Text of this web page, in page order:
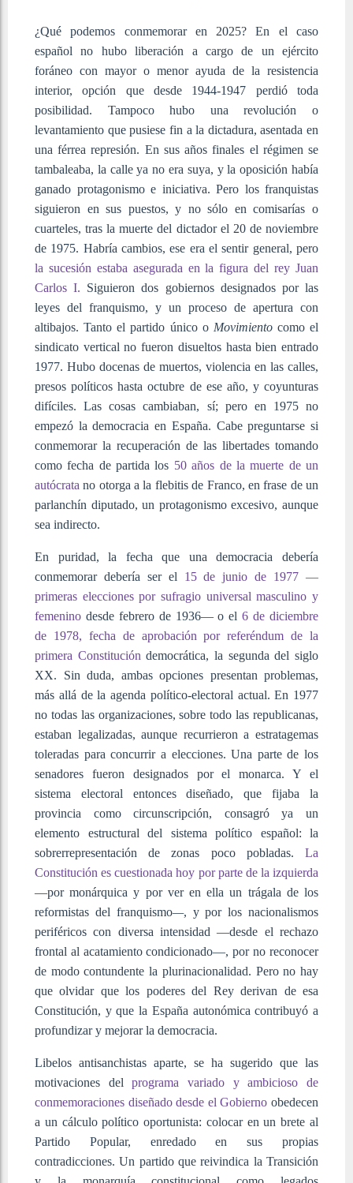
¿Qué podemos conmemorar en 2025? En el caso
español no hubo liberación a cargo de un ejército
foráneo con mayor o menor ayuda de la resistencia
interior, opción que desde 1944-1947 perdió toda
posibilidad. Tampoco hubo una revolución o
levantamiento que pusiese fin a la dictadura, asentada en
una férrea represión. En sus años finales el régimen se
tambaleaba, la calle ya no era suya, y la oposición había
ganado protagonismo e iniciativa. Pero los franquistas
siguieron en sus puestos, y no sólo en comisarías o
cuarteles, tras la muerte del dictador el 20 de noviembre
de 1975. Habría cambios, ese era el sentir general, pero
la sucesión estaba asegurada en la figura del rey Juan
Carlos I. Siguieron dos gobiernos designados por las
leyes del franquismo, y un proceso de apertura con
altibajos. Tanto el partido único oMovimiento como el
sindicato vertical no fueron disueltos hasta bien entrado
1977. Hubo docenas de muertos, violencia en las calles,
presos políticos hasta octubre de ese año, y coyunturas
difíciles. Las cosas cambiaban, sí; pero en 1975 no
empezó la democracia en España. Cabe preguntarse si
conmemorar la recuperación de las libertades tomando
como fecha de partida los 50 años de la muerte de un
autócrata no otorga a la flebitis de Franco, en frase de un
parlanchín diputado, un protagonismo excesivo, aunque
sea indirecto.
En puridad, la fecha que una democracia debería
conmemorar debería ser el 15 de junio de 1977 —
primeras elecciones por sufragio universal masculino y
femenino desde febrero de 1936— o el 6 de diciembre
de 1978, fecha de aprobación por referéndum de la
primera Constitucióndemocrática, la segunda del siglo
XX. Sin duda, ambas opciones presentan problemas,
más allá de la agenda político-electoral actual. En 1977
no todas las organizaciones, sobre todo las republicanas,
estaban legalizadas, aunque recurrieron a estratagemas
toleradas para concurrir a elecciones. Una parte de los
senadores fueron designados por el monarca. Y el
sistema electoral entonces diseñado, que fijaba la
provincia como circunscripción, consagró ya un
elemento estructural del sistema político español: la
sobrerrepresentación de zonas poco pobladas. La
Constitución es cuestionada hoy por parte de la izquierda
—por monárquica y por ver en ella un trágala de los
reformistas del franquismo—, y por los nacionalismos
periféricos con diversa intensidad —desde el rechazo
frontal al acatamiento condicionado—, por no reconocer
de modo contundente la plurinacionalidad. Pero no hay
que olvidar que los poderes del Rey derivan de esa
Constitución, y que la España autonómica contribuyó a
profundizar y mejorar la democracia.
Libelos antisanchistas aparte, se ha sugerido que las
motivaciones delprograma variado y ambicioso de
conmemoraciones diseñado desde el Gobierno obedecen
a un cálculo político oportunista: colocar en un brete al
Partido Popular, enredado en sus propias
contradicciones. Un partido que reivindica la Transición